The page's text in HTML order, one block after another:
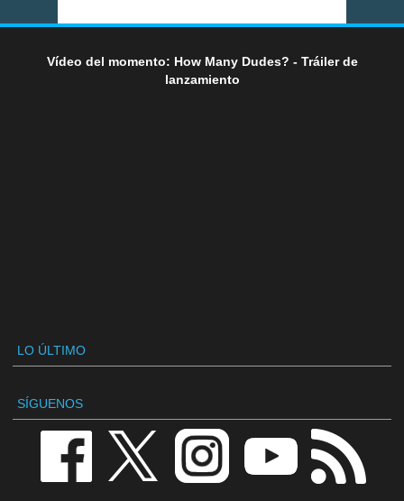
Vídeo del momento: How Many Dudes? - Tráiler de
lanzamiento
LO ÚLTIMO
SÍGUENOS